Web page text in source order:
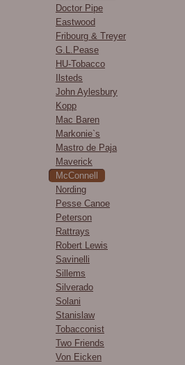
Doctor Pipe
Eastwood
Fribourg & Treyer
G.L.Pease
HU-Tobacco
Ilsteds
John Aylesbury
Kopp
Mac Baren
Markonie`s
Mastro de Paja
Maverick
McConnell
Nording
Pesse Canoe
Peterson
Rattrays
Robert Lewis
Savinelli
Sillems
Silverado
Solani
Stanislaw
Tobacconist
Two Friends
Von Eicken